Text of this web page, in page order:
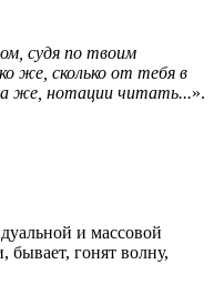
судя по твоим
же, сколько от тебя в
же, нотации читать...».
и массовой
бывает, гонят волну,